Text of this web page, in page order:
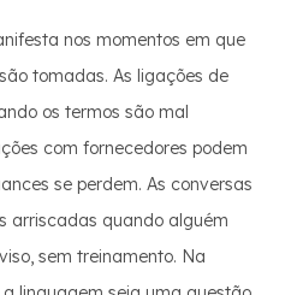
nos momentos em que
tomadas. As ligações de
os termos são mal
com fornecedores podem
se perdem. As conversas
arriscadas quando alguém
sem treinamento. Na